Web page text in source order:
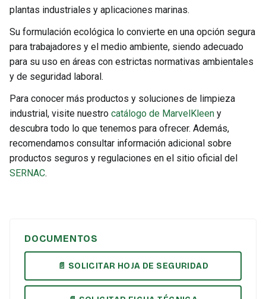
plantas industriales y aplicaciones marinas.
Su formulación ecológica lo convierte en una opción segura
para trabajadores y el medio ambiente, siendo adecuado
para su uso en áreas con estrictas normativas ambientales
y de seguridad laboral.
Para conocer más productos y soluciones de limpieza
industrial, visite nuestro catálogo de MarvelKleen y
descubra todo lo que tenemos para ofrecer. Además,
recomendamos consultar información adicional sobre
productos seguros y regulaciones en el sitio oficial del
SERNAC.
DOCUMENTOS
📄 SOLICITAR HOJA DE SEGURIDAD